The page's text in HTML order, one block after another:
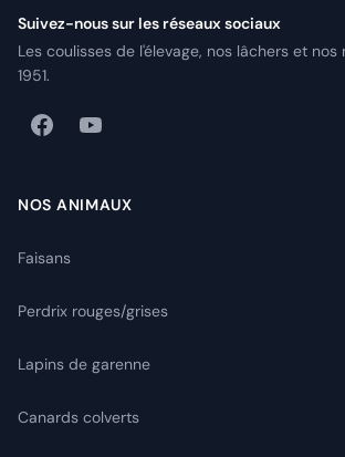
Suivez-nous sur les réseaux sociaux
Les coulisses de l'élevage, nos lâchers et
1951.
NOS ANIMAUX
Faisans
Perdrix rouges/grises
Lapins de garenne
Canards colverts